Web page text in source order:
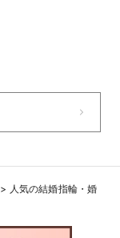
> 人気の結婚指輪・婚